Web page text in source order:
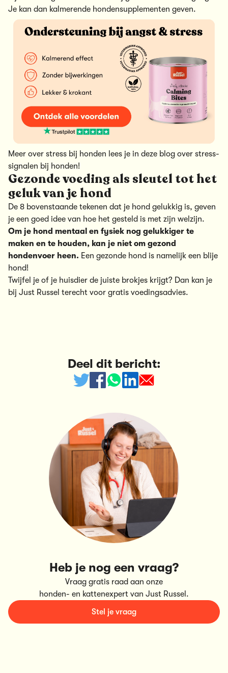
Je kan dan kalmerende hondensupplementen geven.
Meer over stress bij honden lees je in deze blog over stress-
signalen bij honden!
Gezonde voeding als sleutel tot het
geluk van je hond
De 8 bovenstaande tekenen dat je hond gelukkig is, geven
je een goed idee van hoe het gesteld is met zijn welzijn.
Om je hond mentaal en fysiek nog gelukkiger te
maken en te houden, kan je niet om gezond
hondenvoer heen. Een gezonde hond is namelijk een blije
hond!
Twijfel je of je huisdier de juiste brokjes krijgt? Dan kan je
bij Just Russel terecht voor gratis voedingsadvies.
Deel dit bericht:
Heb je nog een vraag?
Vraag gratis raad aan onze
honden- en kattenexpert van Just Russel.
Stel je vraag